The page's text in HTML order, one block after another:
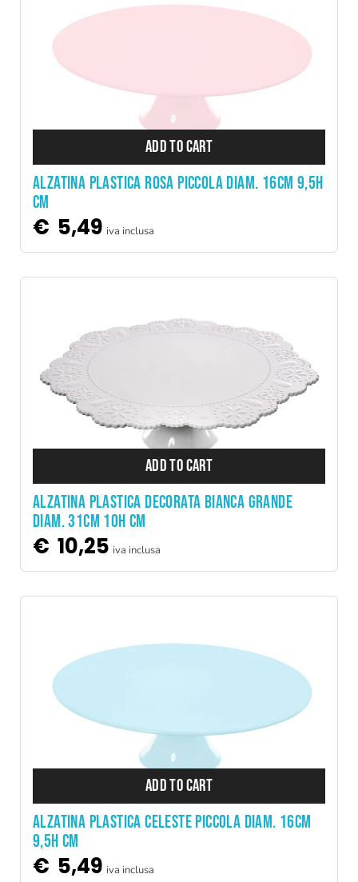
ADD TO CART
ALZATINA PLASTICA ROSA PICCOLA DIAM. 16CM 9,5H
CM
€ 5,49 iva inclusa
ADD TO CART
ALZATINA PLASTICA DECORATA BIANCA GRANDE
DIAM. 31CM 10H CM
€ 10,25 iva inclusa
ADD TO CART
ALZATINA PLASTICA CELESTE PICCOLA DIAM. 16CM
9,5H CM
€ 5,49 iva inclusa